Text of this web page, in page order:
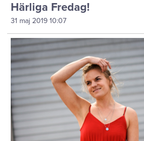
Härliga Fredag!
31 maj 2019 10:07